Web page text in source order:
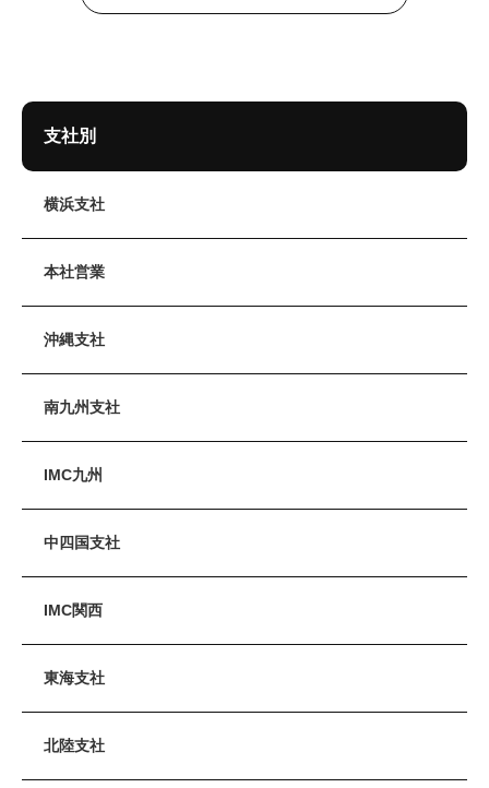
支社別
横浜支社
本社営業
沖縄支社
南九州支社
IMC九州
中四国支社
IMC関西
東海支社
北陸支社